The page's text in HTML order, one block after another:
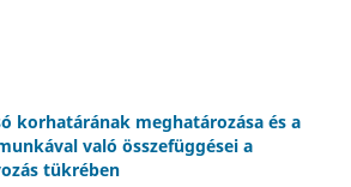
korhatárának meghatározása és a
való összefüggései a
tükrében